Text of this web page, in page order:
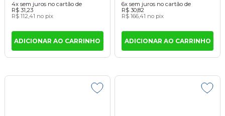
4x sem juros no cartãode
R$ 31,23
R$ 112,41 no pix
ADICIONAR AO CARRINHO
6x sem juros no cartão de
R$ 30,82
R$ 166,41 no pix
ADICIONAR AO CARRINHO